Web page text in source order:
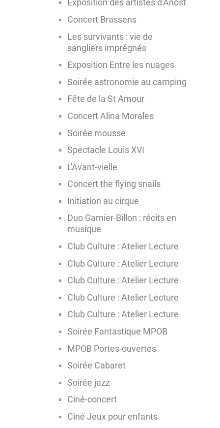
Exposition des artistes d'Anost
Concert Brassens
Les survivants : vie de
sangliers imprégnés
Exposition Entre les nuages
Soirée astronomie au camping
Fête de la St Amour
Concert Alina Morales
Soirée mousse
Spectacle Louis XVI
L'Avant-vielle
Concert the flying snails
Initiation au cirque
Duo Garnier-Billon : récits en
musique
Club Culture : Atelier Lecture
Club Culture : Atelier Lecture
Club Culture : Atelier Lecture
Club Culture : Atelier Lecture
Club Culture : Atelier Lecture
Soirée Fantastique MPOB
MPOB Portes-ouvertes
Soirée Cabaret
Soirée jazz
Ciné-concert
Ciné Jeux pour enfants